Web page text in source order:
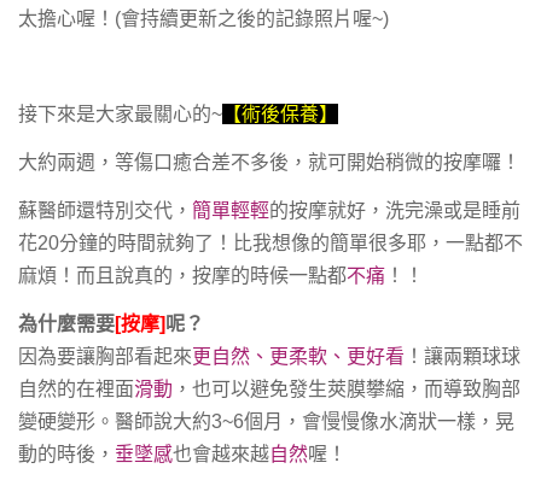
太擔心喔！(會持續更新之後的記錄照片喔~)
接下來是大家最關心的~ 【術後保養】
大約兩週，等傷口癒合差不多後，就可開始稍微的按摩囉！
蘇醫師還特別交代， 簡單輕輕的按摩就好，洗完澡或是睡前
花20分鐘的時間就夠了！比我想像的簡單很多耶，一點都不
麻煩！而且說真的，按摩的時候一點都不痛 ！！
為什麼需要[按摩] 呢？
因為要讓胸部看起來更自然、更柔軟、更好看 ！讓兩顆球球
自然的在裡面滑動 ，也可以避免發生莢膜攀縮，而導致胸部
變硬變形。醫師說大約3~6個月，會慢慢像水滴狀一樣，晃
動的時後， 垂墜感也會越來越自然喔！